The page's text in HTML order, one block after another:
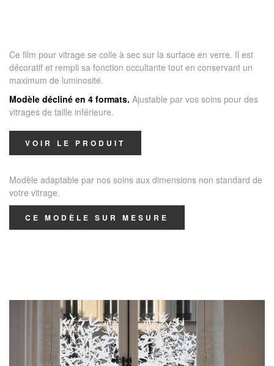
Ce film pour vitrage se colle à sec sur la surface en verre. Il est
décoratif et rempli sa fonction occultante tout en conservant un
maximum de luminosité.
Modèle décliné en 4 formats. Ajustable par vos soins pour des
vitrages de taille inférieure.
VOIR LE PRODUIT
Modèle adaptable par nos soins aux dimensions non standard de
votre vitrage.
CE MODÈLE SUR MESURE